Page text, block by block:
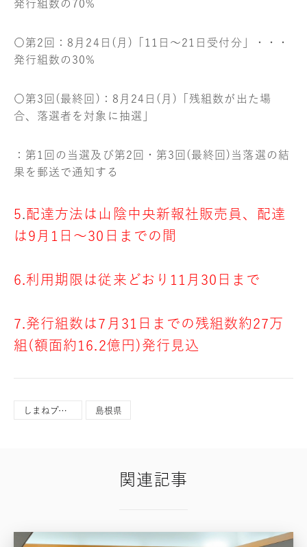
発行組数の70%
〇第2回：8月24日(月)「11日～21日受付分」・・・
発行組数の30%
〇第3回(最終回)：8月24日(月)「残組数が出た場
合、落選者を対象に抽選」
：第1回の当選及び第2回・第3回(最終回)当落選の結
果を郵送で通知する
5 配達方法は山陰中央新報社販売員、配達
は9月1日～30日までの間
6.利用期限は従来どおり11月30日まで
7.発行組数は7月31日までの残組数約27万
組(額面約16.2億円)発行見込
しまねプレミアム飲食券 島根県
関連記事